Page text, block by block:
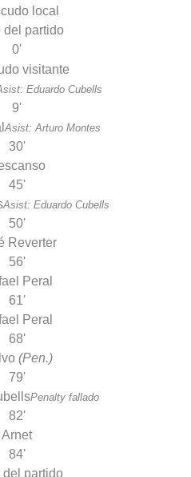
del partido
0'
Eduardo Cubells
9'
Asist: Arturo Montes
30'
45'
Asist: Eduardo Cubells
50'
Reverter
56'
Peral
61'
Peral
68'
(Pen.)
79'
Penalty fallado
82'
Arnet
84'
del partido